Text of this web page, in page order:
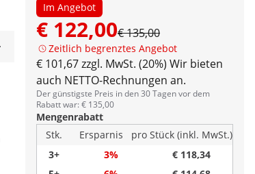
Im Angebot
€ 122,00€ 135,00
Zeitlich begrenztes Angebot
€ 101,67 zzgl. MwSt. (20%) Wir bieten
auch NETTO-Rechnungen an.
Der günstigste Preis in den 30 Tagen vor dem
Rabatt war: € 135,00
Mengenrabatt
Stk.
Ersparnis
pro Stück (inkl. MwSt.)
3+
3%
€ 118,34